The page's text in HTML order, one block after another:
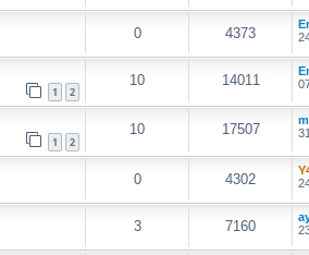
0 4373
1 2
10 14011
1 2
10 17507
0 4302
3 7160